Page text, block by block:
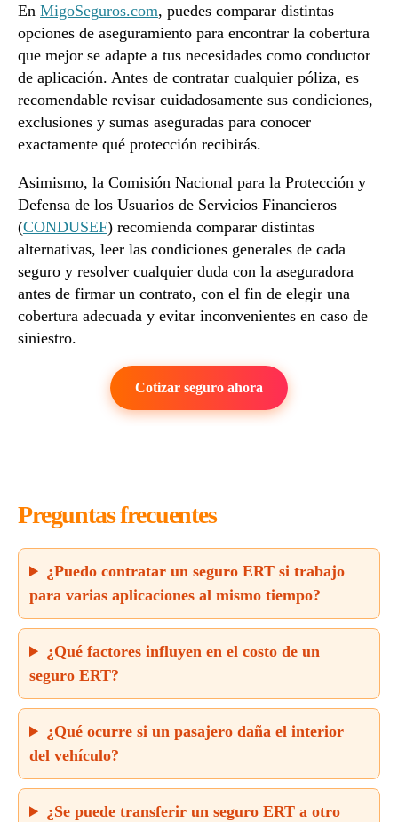
En MigoSeguros.com, puedes comparar distintas
opciones de aseguramiento para encontrar la cobertura
que mejor se adapte a tus necesidades como conductor
de aplicación. Antes de contratar cualquier póliza, es
recomendable revisar cuidadosamente sus condiciones,
exclusiones y sumas aseguradas para conocer
exactamente qué protección recibirás.
Asimismo, la Comisión Nacional para la Protección y
Defensa de los Usuarios de Servicios Financieros
(CONDUSEF) recomienda comparar distintas
alternativas, leer las condiciones generales de cada
seguro y resolver cualquier duda con la aseguradora
antes de firmar un contrato, con el fin de elegir una
cobertura adecuada y evitar inconvenientes en caso de
siniestro.
Cotizar seguro ahora
Preguntas frecuentes
¿Puedo contratar un seguro ERT si trabajo
para varias aplicaciones al mismo tiempo?
¿Qué factores influyen en el costo de un
seguro ERT?
¿Qué ocurre si un pasajero daña el interior
del vehículo?
¿Se puede transferir un seguro ERT a otro